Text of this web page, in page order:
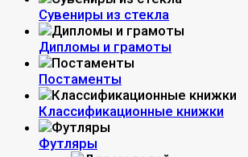
Сувениры из стекла
Дипломы и грамоты
Постаменты
Классификационные книжки
Футляры